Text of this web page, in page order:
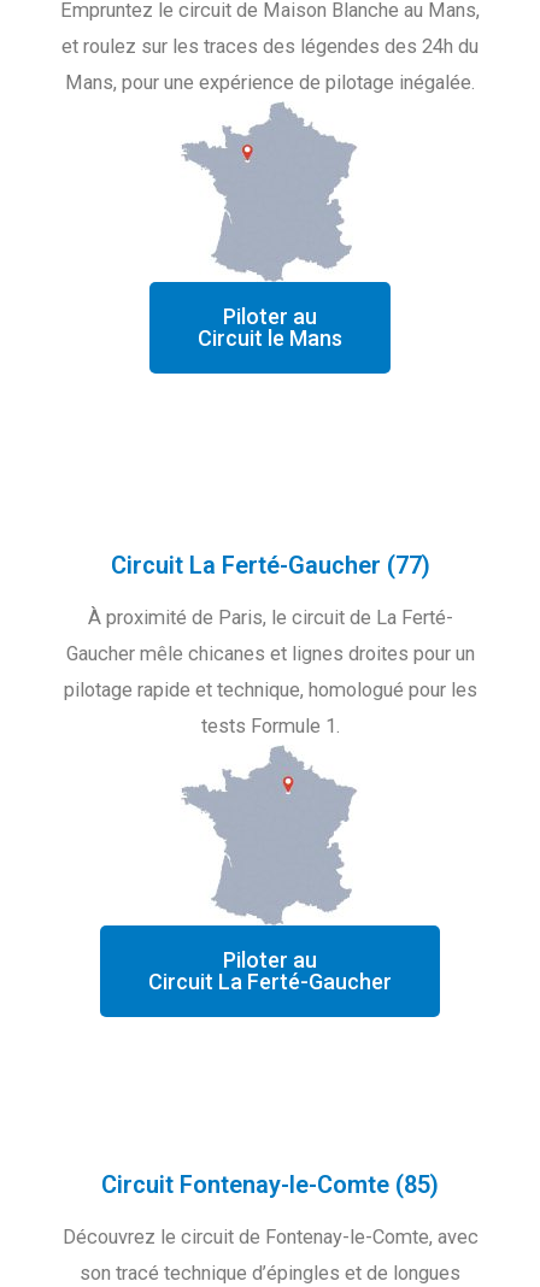
Empruntez le circuit de Maison Blanche au Mans,
et roulez sur les traces des légendes des 24h du
Mans, pour une expérience de pilotage inégalée.
Piloter au
Circuit le Mans
Circuit La Ferté-Gaucher (77)
À proximité de Paris, le circuit de La Ferté-
Gaucher mêle chicanes et lignes droites pour un
pilotage rapide et technique, homologué pour les
tests Formule 1.
Piloter au
Circuit La Ferté-Gaucher
Circuit Fontenay-le-Comte (85)
Découvrez le circuit de Fontenay-le-Comte, avec
son tracé technique d’épingles et de longues